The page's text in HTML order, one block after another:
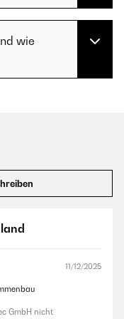
wie
11/12/2025
GmbH nicht